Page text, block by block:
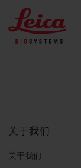
关于我们
关于我们